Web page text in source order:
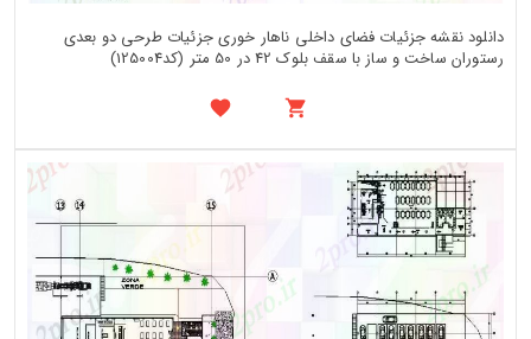
دانلود نقشه جزئیات فضای داخلی ناهار خوری جزئیات طرحی دو بعدی
رستوران ساخت و ساز با سقف بلوک 42 در 50 متر (کد125004)